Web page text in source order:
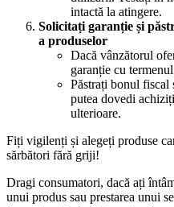
intactă la atingere.
Solicitați garanție și
a produselor
Dacă vânzătorul
garanție cu
Păstrați bonul fiscal
putea dovedi
ulterioare.
Fiți vigilenți și alegeți produse
sărbători fără griji!
Dragi consumatori, dacă ați
unui produs sau prestarea unui